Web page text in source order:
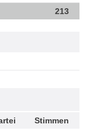
213
Stimmen